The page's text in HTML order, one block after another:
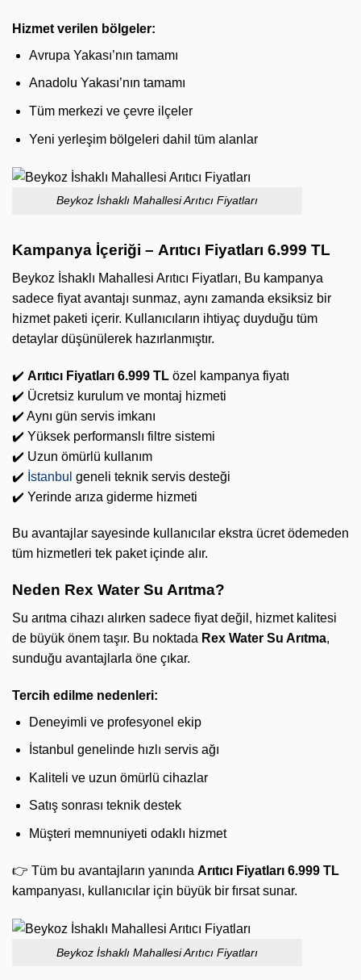
Hizmet verilen bölgeler:
Avrupa Yakası’nın tamamı
Anadolu Yakası’nın tamamı
Tüm merkezi ve çevre ilçeler
Yeni yerleşim bölgeleri dahil tüm alanlar
Beykoz İshaklı Mahallesi Arıtıcı Fiyatları
Kampanya İçeriği – Arıtıcı Fiyatları 6.999 TL
Beykoz İshaklı Mahallesi Arıtıcı Fiyatları, Bu kampanya
sadece fiyat avantajı sunmaz, aynı zamanda eksiksiz bir
hizmet paketi içerir. Kullanıcıların ihtiyaç duyduğu tüm
detaylar düşünülerek hazırlanmıştır.
✔️ Arıtıcı Fiyatları 6.999 TL özel kampanya fiyatı
✔️ Ücretsiz kurulum ve montaj hizmeti
✔️ Aynı gün servis imkanı
✔️ Yüksek performanslı filtre sistemi
✔️ Uzun ömürlü kullanım
✔️ İstanbul geneli teknik servis desteği
✔️ Yerinde arıza giderme hizmeti
Bu avantajlar sayesinde kullanıcılar ekstra ücret ödemeden
tüm hizmetleri tek paket içinde alır.
Neden Rex Water Su Arıtma?
Su arıtma cihazı alırken sadece fiyat değil, hizmet kalitesi
de büyük önem taşır. Bu noktada Rex Water Su Arıtma,
sunduğu avantajlarla öne çıkar.
Tercih edilme nedenleri:
Deneyimli ve profesyonel ekip
İstanbul genelinde hızlı servis ağı
Kaliteli ve uzun ömürlü cihazlar
Satış sonrası teknik destek
Müşteri memnuniyeti odaklı hizmet
👉 Tüm bu avantajların yanında Arıtıcı Fiyatları 6.999 TL
kampanyası, kullanıcılar için büyük bir fırsat sunar.
Beykoz İshaklı Mahallesi Arıtıcı Fiyatları